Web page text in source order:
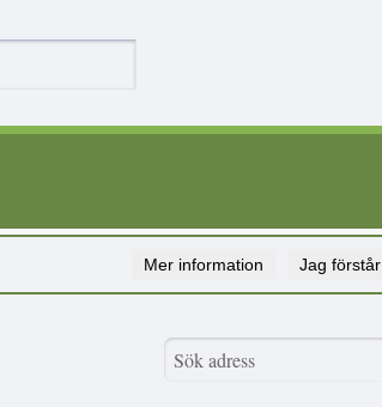
Jag förstår
Mer information